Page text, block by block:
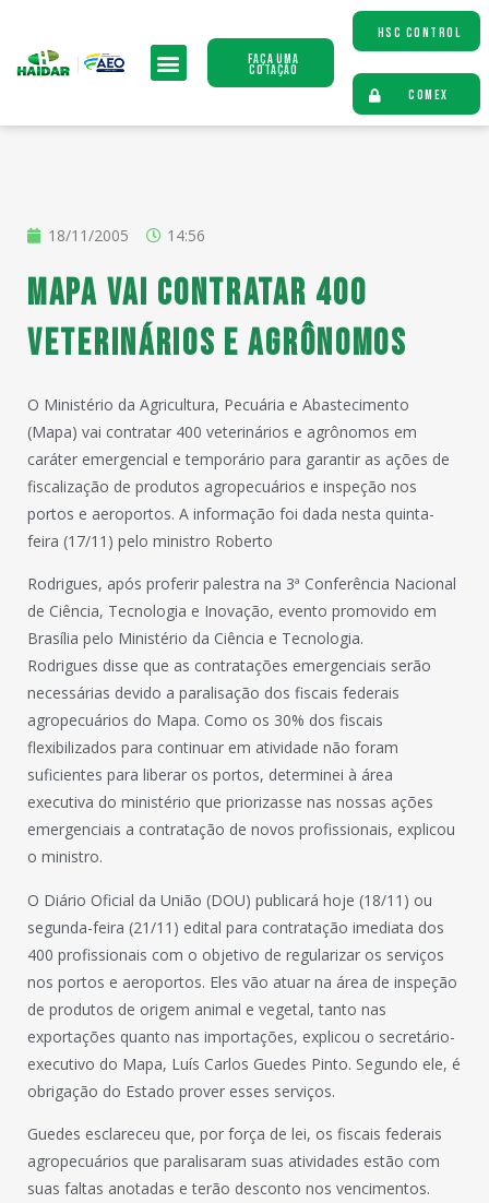
Faça uma
Cotação
HSC CONTROL
COMEX
18/11/2005 14:56
MAPA VAI CONTRATAR 400
VETERINÁRIOS E AGRÔNOMOS
O Ministério da Agricultura, Pecuária e Abastecimento
(Mapa) vai contratar 400 veterinários e agrônomos em
caráter emergencial e temporário para garantir as ações de
fiscalização de produtos agropecuários e inspeção nos
portos e aeroportos. A informação foi dada nesta quinta-
feira (17/11) pelo ministro Roberto
Rodrigues, após proferir palestra na 3ª Conferência Nacional
de Ciência, Tecnologia e Inovação, evento promovido em
Brasília pelo Ministério da Ciência e Tecnologia.
Rodrigues disse que as contratações emergenciais serão
necessárias devido a paralisação dos fiscais federais
agropecuários do Mapa. Como os 30% dos fiscais
flexibilizados para continuar em atividade não foram
suficientes para liberar os portos, determinei à área
executiva do ministério que priorizasse nas nossas ações
emergenciais a contratação de novos profissionais, explicou
o ministro.
O Diário Oficial da União (DOU) publicará hoje (18/11) ou
segunda-feira (21/11) edital para contratação imediata dos
400 profissionais com o objetivo de regularizar os serviços
nos portos e aeroportos. Eles vão atuar na área de inspeção
de produtos de origem animal e vegetal, tanto nas
exportações quanto nas importações, explicou o secretário-
executivo do Mapa, Luís Carlos Guedes Pinto. Segundo ele, é
obrigação do Estado prover esses serviços.
Guedes esclareceu que, por força de lei, os fiscais federais
agropecuários que paralisaram suas atividades estão com
suas faltas anotadas e terão desconto nos vencimentos.